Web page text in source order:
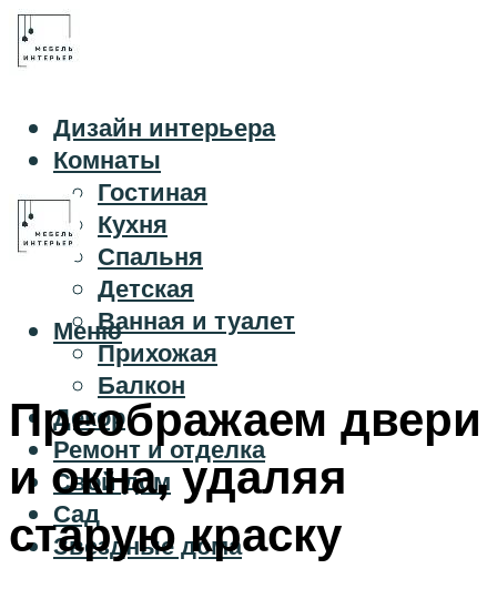
Дизайн интерьера
Комнаты
Гостиная
Кухня
Спальня
Детская
Ванная и туалет
Прихожая
Балкон
Декор
Ремонт и отделка
Свой дом
Сад
Звездные дома
Меню
Преображаем двери
и окна, удаляя
старую краску